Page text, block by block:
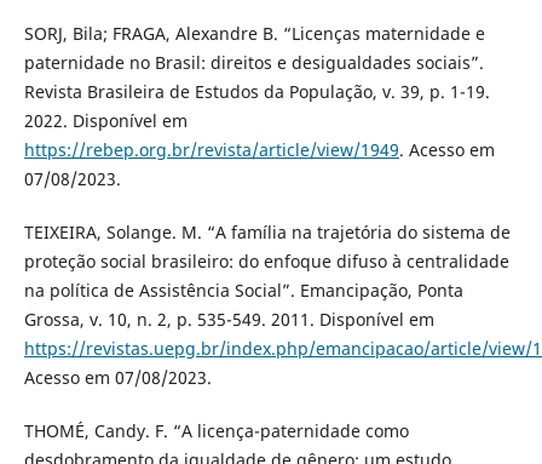
SORJ, Bila; FRAGA, Alexandre B. “Licenças maternidade e
paternidade no Brasil: direitos e desigualdades sociais”.
Revista Brasileira de Estudos da População, v. 39, p. 1-19.
2022. Disponível em
https://rebep.org.br/revista/article/view/1949. Acesso em
07/08/2023.
TEIXEIRA, Solange. M. “A família na trajetória do sistema de
proteção social brasileiro: do enfoque difuso à centralidade
na política de Assistência Social”. Emancipação, Ponta
Grossa, v. 10, n. 2, p. 535-549. 2011. Disponível em
https://revistas.uepg.br/index.php/emancipacao/article/view/
Acesso em 07/08/2023.
THOMÉ, Candy. F. “A licença-paternidade como